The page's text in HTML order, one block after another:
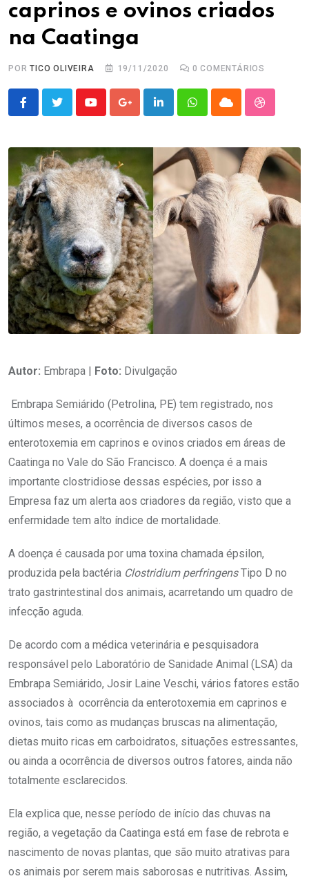
caprinos e ovinos criados
na Caatinga
PORTICO OLIVEIRA 19/11/2020 0 COMENTÁRIOS
YoutubeGoogle+LinkedInWhatsappCloud
Autor: Embrapa | Foto: Divulgação
Embrapa Semiárido (Petrolina, PE) tem registrado, nos
últimos meses, a ocorrência de diversos casos de
enterotoxemia em caprinos e ovinos criados em áreas de
Caatinga no Vale do São Francisco. A doença é a mais
importante clostridiose dessas espécies, por isso a
Empresa faz um alerta aos criadores da região, visto que a
enfermidade tem alto índice de mortalidade.
A doença é causada por uma toxina chamada épsilon,
produzida pela bactéria Clostridium perfringensTipo D no
trato gastrintestinal dos animais, acarretando um quadro de
infecção aguda.
De acordo com a médica veterinária e pesquisadora
responsável pelo Laboratório de Sanidade Animal (LSA) da
Embrapa Semiárido, Josir Laine Veschi, vários fatores estão
associados à ocorrência da enterotoxemia em caprinos e
ovinos, tais como as mudanças bruscas na alimentação,
dietas muito ricas em carboidratos, situações estressantes,
ou ainda a ocorrência de diversos outros fatores, ainda não
totalmente esclarecidos.
Ela explica que, nesse período de início das chuvas na
região, a vegetação da Caatinga está em fase de rebrota e
nascimento de novas plantas, que são muito atrativas para
os animais por serem mais saborosas e nutritivas. Assim,